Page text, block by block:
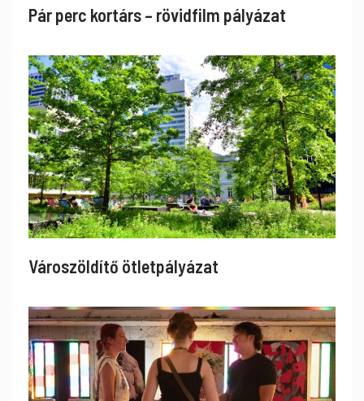
Pár perc kortárs – rövidfilm pályázat
Városzöldítő ötletpályázat